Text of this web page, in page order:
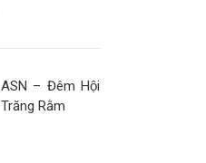
ASN – Đêm Hội
Trăng Rằm